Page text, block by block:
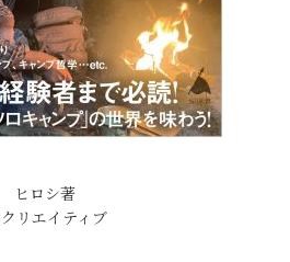
ヒロシ著
リエイティブ